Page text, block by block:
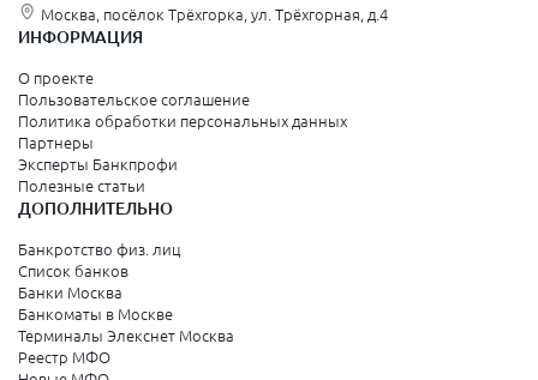
Москва, посёлок Трёхгорка, ул. Трёхгорная, д.4
ИНФОРМАЦИЯ
О проекте
Пользовательское соглашение
Политика обработки персональных данных
Партнеры
Эксперты Банкпрофи
Полезные статьи
ДОПОЛНИТЕЛЬНО
Банкротство физ. лиц
Список банков
Банки Москва
Банкоматы в Москве
Терминалы Элекснет Москва
Реестр МФО